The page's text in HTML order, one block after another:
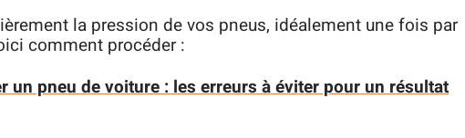
la pression de vos pneus, idéalement une fois par
comment procéder :
un pneu de voiture : les erreurs à éviter pour un résultat